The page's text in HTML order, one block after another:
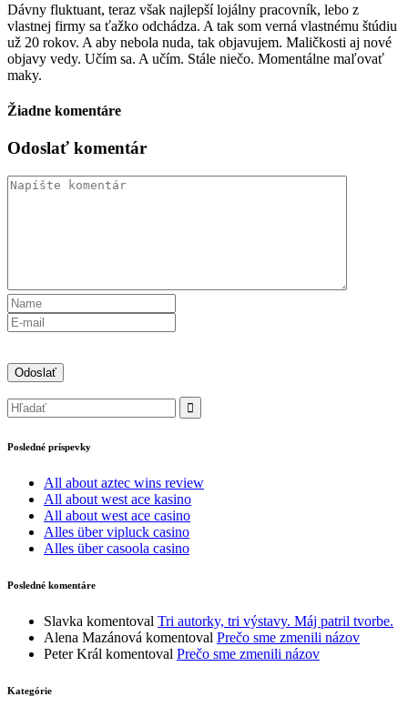
Dávny fluktuant, teraz však najlepší lojálny pracovník, lebo z
vlastnej firmy sa ťažko odchádza. A tak som verná vlastnému štúdiu
už 20 rokov. A aby nebola nuda, tak objavujem. Maličkosti aj nové
objavy vedy. Učím sa. A učím. Stále niečo. Momentálne maľovať
maky.
Žiadne komentáre
Odoslať komentár
Posledné príspevky
All about aztec wins review
All about west ace kasino
All about west ace casino
Alles über vipluck casino
Alles über casoola casino
Posledné komentáre
Slavka komentoval Tri autorky, tri výstavy. Máj patril tvorbe.
Alena Mazánová komentoval Prečo sme zmenili názov
Peter Král komentoval Prečo sme zmenili názov
Kategórie